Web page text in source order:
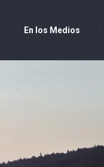
En los Medios